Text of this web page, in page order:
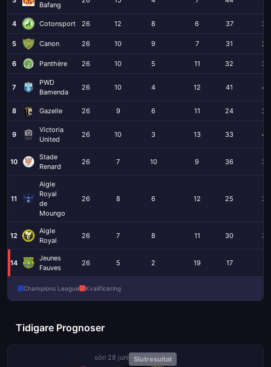
Bafang
4 Cotonsport 26 12 8 6 37 23
5 Canon 26 10 9 7 31 20
6 Panthère 26 10 5 11 32 26
7
PWD
Bamenda
26 10 4 12 41 42
8 Gazelle 26 9 6 11 24 29
9
Victoria
United
26 10 3 13 33 42
10
Stade
Renard
26 7 10 9 36 38
11
Aigle
Royal
de
Moungo
26 8 6 12 25 38
12
Aigle
Royal
26 7 8 11 30 33
14
Jeunes
Fauves
26 5 2 19 17
Champions League Kvalificering
Tidigare Prognoser
sön 28 juni Slutresultat